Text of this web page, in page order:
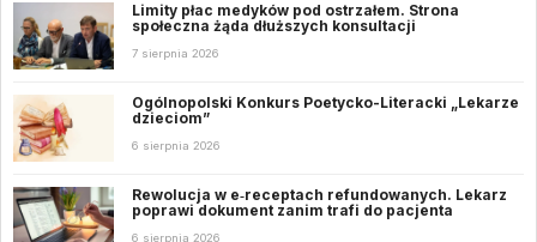
Limity płac medyków pod ostrzałem. Strona
społeczna żąda dłuższych konsultacji
7 sierpnia 2026
Ogólnopolski Konkurs Poetycko-Literacki „Lekarze
dzieciom”
6 sierpnia 2026
Rewolucja w e‑receptach refundowanych. Lekarz
poprawi dokument zanim trafi do pacjenta
6 sierpnia 2026